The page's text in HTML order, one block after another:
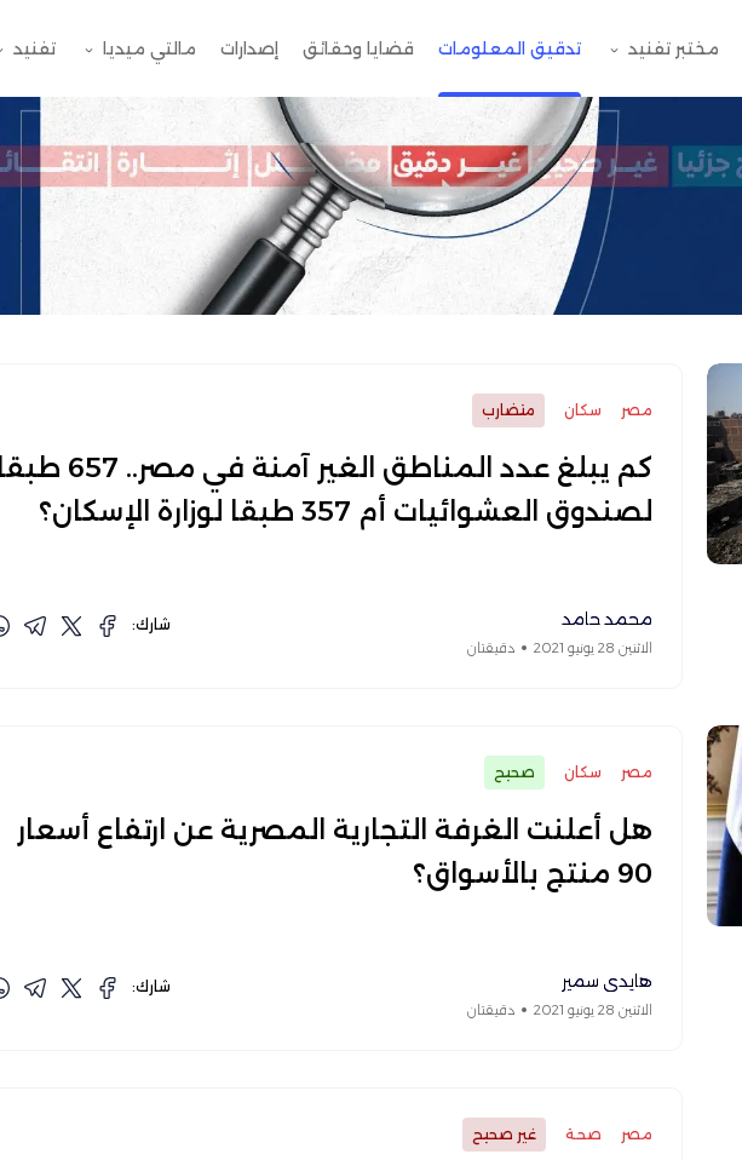
مختبر تفنيد تدقيق المعلومات قضايا وحقائق إصدارات مالتي ميديا تفنيد
مصر سكان متضارب
كم يبلغ عدد المناطق الغير آمنة في مصر.. 657 طبقا
لصندوق العشوائيات أم 357 طبقا لوزارة الإسكان؟
محمد حامد
الاثنين 28 يونيو 2021 دقيقتان
شارك:
مصر سكان صحيح
هل أعلنت الغرفة التجارية المصرية عن ارتفاع أسعار
90 منتج بالأسواق؟
هايدي سمير
الاثنين 28 يونيو 2021 دقيقتان
شارك:
مصر صحة غير صحيح